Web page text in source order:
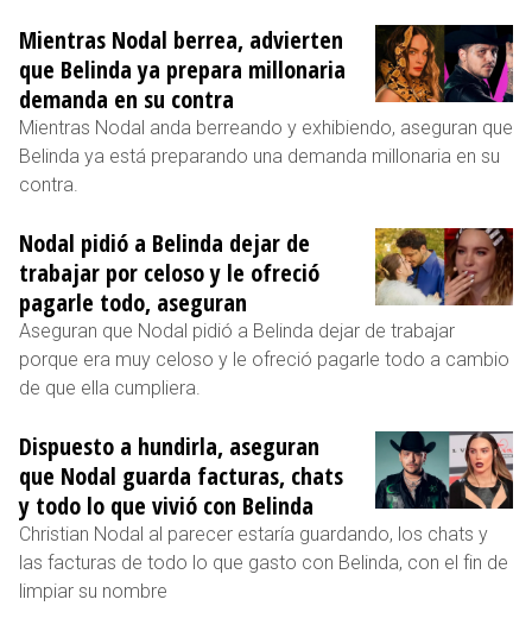
Mientras Nodal berrea, advierten
que Belinda ya prepara millonaria
demanda en su contra
Mientras Nodal anda berreando y exhibiendo, aseguran que
Belinda ya está preparando una demanda millonaria en su
contra.
Nodal pidió a Belinda dejar de
trabajar por celoso y le ofreció
pagarle todo, aseguran
Aseguran que Nodal pidió a Belinda dejar de trabajar
porque era muy celoso y le ofreció pagarle todo a cambio
de que ella cumpliera.
Dispuesto a hundirla, aseguran
que Nodal guarda facturas, chats
y todo lo que vivió con Belinda
Christian Nodal al parecer estaría guardando, los chats y
las facturas de todo lo que gasto con Belinda, con el fin de
limpiar su nombre